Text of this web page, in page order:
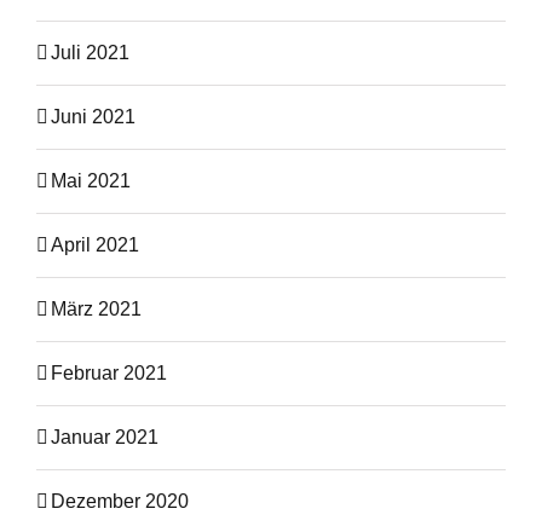
Juli 2021
Juni 2021
Mai 2021
April 2021
März 2021
Februar 2021
Januar 2021
Dezember 2020